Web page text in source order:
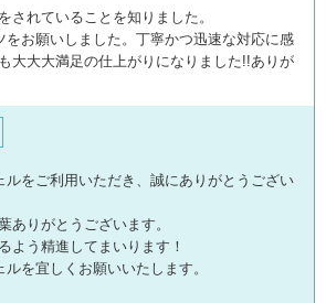
されていることを知りました。
をお願いしました。丁寧かつ迅速な対応に感
大大大満足の仕上がりになりました!!ありが
ルをご利用いただき、誠にありがとうござい
ありがとうございます。
よう精進してまいります！
を宜しくお願いいたします。